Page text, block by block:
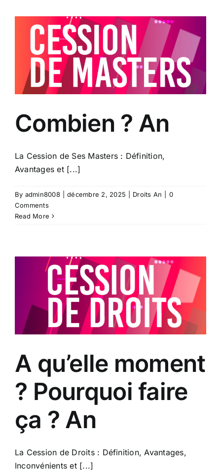
Combien ? An
La Cession de Ses Masters : Définition,
Avantages et [...]
By admin8008 décembre 2, 2025 Droits An
0
Comments
Read More
A qu’elle moment
? Pourquoi faire
ça ? An
La Cession de Droits : Définition, Avantages,
Inconvénients et [...]